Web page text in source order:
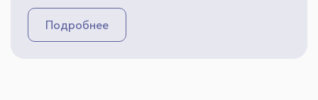
Подробнее